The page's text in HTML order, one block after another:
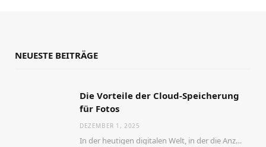
NEUESTE BEITRÄGE
Die Vorteile der Cloud-Speicherung
für Fotos
DEZEMBER 1, 2025
In der heutigen digitalen Welt, in der die Anzahl der aufgenommenen Fotos stetig zunimmt, wird…